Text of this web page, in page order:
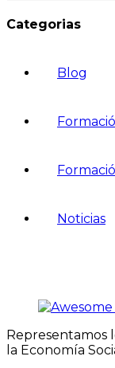
Categorias
Blog
Noticias
Representamos
la Economía